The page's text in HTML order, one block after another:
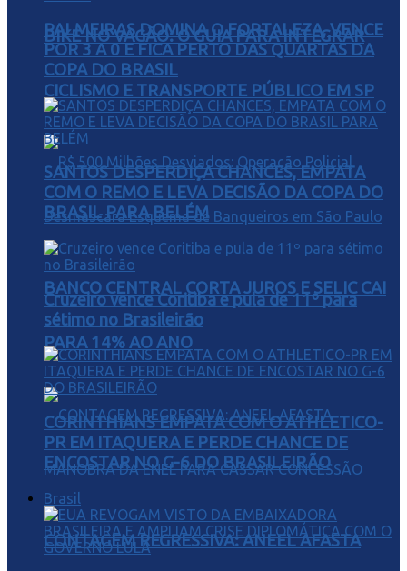
BIKE NO VAGÃO: O GUIA PARA INTEGRAR
CICLISMO E TRANSPORTE PÚBLICO EM SP
BANCO CENTRAL CORTA JUROS E SELIC CAI
PARA 14% AO ANO
CONTAGEM REGRESSIVA: ANEEL AFASTA
PALMEIRAS DOMINA O FORTALEZA, VENCE
POR 3 A 0 E FICA PERTO DAS QUARTAS DA
COPA DO BRASIL
SANTOS DESPERDIÇA CHANCES, EMPATA
COM O REMO E LEVA DECISÃO DA COPA DO
BRASIL PARA BELÉM
Cruzeiro vence Coritiba e pula de 11º para
sétimo no Brasileirão
CORINTHIANS EMPATA COM O ATHLETICO-
PR EM ITAQUERA E PERDE CHANCE DE
ENCOSTAR NO G-6 DO BRASILEIRÃO
Brasil